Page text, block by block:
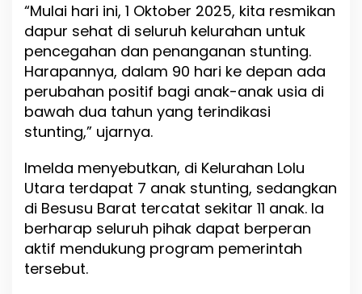
a
n
e
n
u
r
u
n
t
u
n
i
“Mulai hari ini, 1 Oktober 2025, kita resmikan
dapur sehat di seluruh kelurahan untuk
pencegahan dan penanganan stunting.
Harapannya, dalam 90 hari ke depan ada
perubahan positif bagi anak-anak usia di
bawah dua tahun yang terindikasi
stunting,” ujarnya.
Imelda menyebutkan, di Kelurahan Lolu
Utara terdapat 7 anak stunting, sedangkan
di Besusu Barat tercatat sekitar 11 anak. Ia
berharap seluruh pihak dapat berperan
aktif mendukung program pemerintah
tersebut.